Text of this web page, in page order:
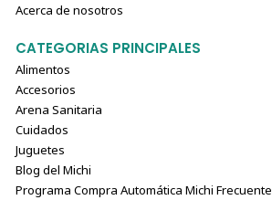
Acerca de nosotros
CATEGORIAS PRINCIPALES
Alimentos
Accesorios
Arena Sanitaria
Cuidados
Juguetes
Blog del Michi
Programa Compra Automática Michi Frecuente